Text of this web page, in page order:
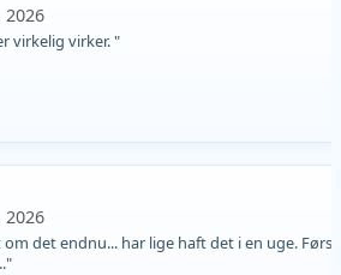
2026
virkelig virker. "
2026
om det endnu... har lige haft det i en uge.